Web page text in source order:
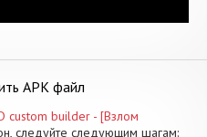
APK файл
custom builder - [Взлом
следуйте следующим шагам: